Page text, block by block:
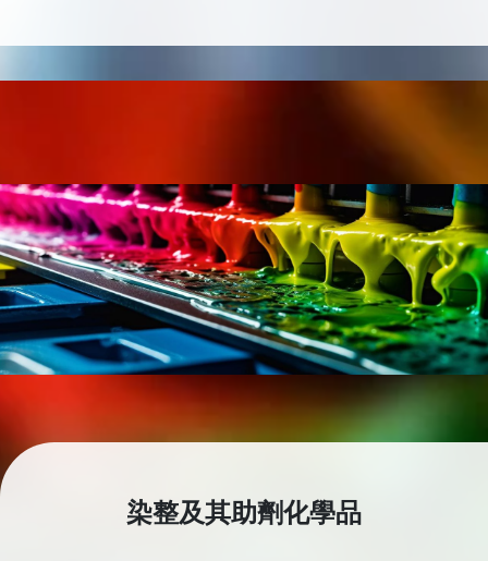
染整及其助劑化學品